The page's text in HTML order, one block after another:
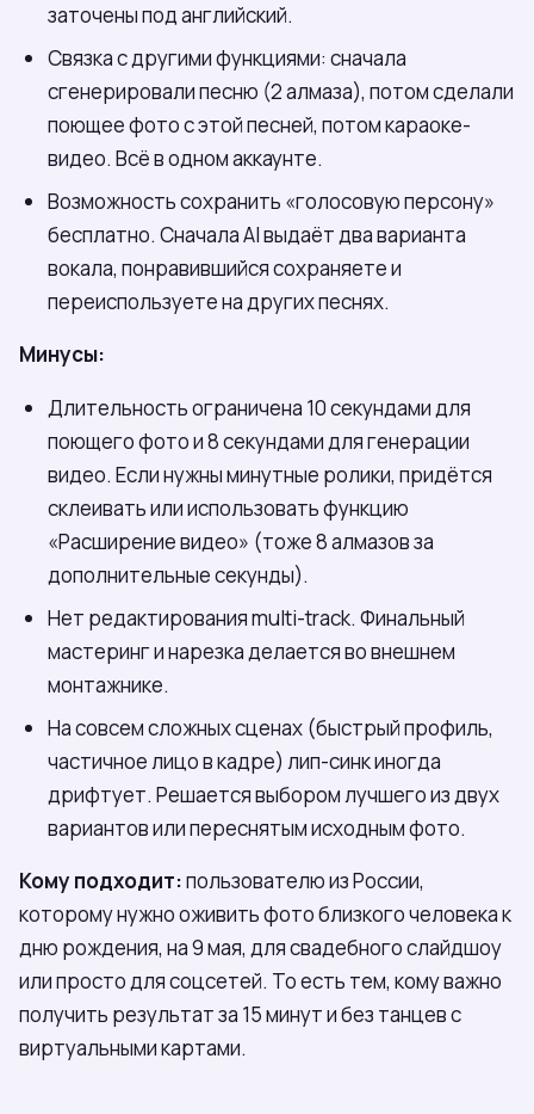
заточены под английский.
Связка с другими функциями: сначала
сгенерировали песню (2 алмаза), потом сделали
поющее фото с этой песней, потом караоке-
видео. Всё в одном аккаунте.
Возможность сохранить «голосовую персону»
бесплатно. Сначала AI выдаёт два варианта
вокала, понравившийся сохраняете и
переиспользуете на других песнях.
Минусы:
Длительность ограничена 10 секундами для
поющего фото и 8 секундами для генерации
видео. Если нужны минутные ролики, придётся
склеивать или использовать функцию
«Расширение видео» (тоже 8 алмазов за
дополнительные секунды).
Нет редактирования multi-track. Финальный
мастеринг и нарезка делается во внешнем
монтажнике.
На совсем сложных сценах (быстрый профиль,
частичное лицо в кадре) лип-синк иногда
дрифтует. Решается выбором лучшего из двух
вариантов или переснятым исходным фото.
Кому подходит:пользователю из России,
которому нужно оживить фото близкого человека к
дню рождения, на 9 мая, для свадебного слайдшоу
или просто для соцсетей. То есть тем, кому важно
получить результат за 15 минут и без танцев с
виртуальными картами.